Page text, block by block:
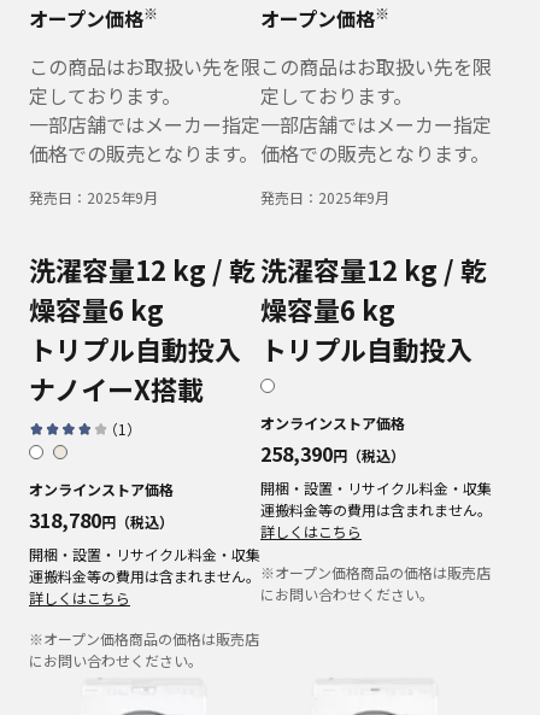
オープン価格※
この商品はお取扱い先を限
定しております。
一部店舗ではメーカー指定
価格での販売となります。
発売日： 2025年9月
洗濯容量12 kg / 乾
燥容量6 kg
トリプル自動投入
ナノイーX搭載
（1 ）
オンラインストア価格
318,780円（税込）
開梱・設置・リサイクル料金・収集
運搬料金等の費用は含まれません。
詳しくはこちら
※オープン価格商品の価格は販売店
にお問い合わせください。
オープン価格※
この商品はお取扱い先を限
定しております。
一部店舗ではメーカー指定
価格での販売となります。
発売日： 2025年9月
洗濯容量12 kg / 乾
燥容量6 kg
トリプル自動投入
オンラインストア価格
258,390円（税込）
開梱・設置・リサイクル料金・収集
運搬料金等の費用は含まれません。
詳しくはこちら
※オープン価格商品の価格は販売店
にお問い合わせください。